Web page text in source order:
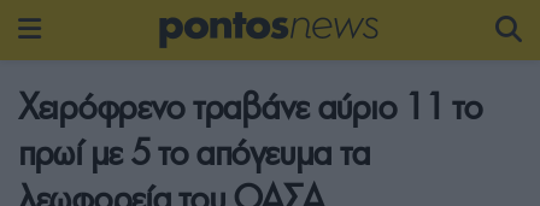
Χειρόφρενο τραβάνε αύριο 11 το
πρωί με 5 το απόγευμα τα